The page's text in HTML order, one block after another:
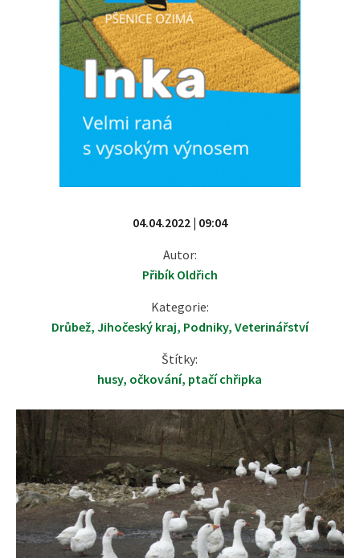
04.04.2022 | 09:04
Autor:
Přibík Oldřich
Kategorie:
Drůbež, Jihočeský kraj, Podniky, Veterinářství
Štítky:
husy, očkování, ptačí chřipka